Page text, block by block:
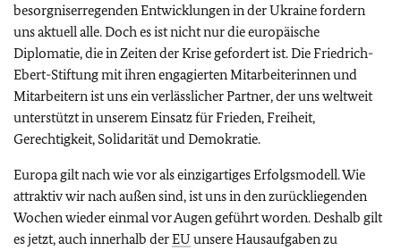
besorgniserregenden Entwicklungen in der Ukraine fordern
uns aktuell alle. Doch es ist nicht nur die europäische
Diplomatie, die in Zeiten der Krise gefordert ist. Die Friedrich-
Ebert-Stiftung mit ihren engagierten Mitarbeiterinnen und
Mitarbeitern ist uns ein verlässlicher Partner, der uns weltweit
unterstützt in unserem Einsatz für Frieden, Freiheit,
Gerechtigkeit, Solidarität und Demokratie.
Europa gilt nach wie vor als einzigartiges Erfolgsmodell. Wie
attraktiv wir nach außen sind, ist uns in den zurückliegenden
Wochen wieder einmal vor Augen geführt worden. Deshalb gilt
es jetzt, auch innerhalb derEU unsere Hausaufgaben zu